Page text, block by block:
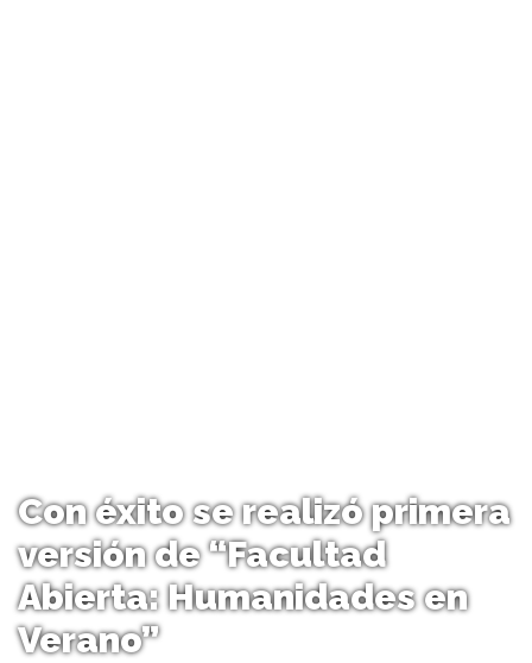
Con éxito se realizó primera
versión de “Facultad
Abierta: Humanidades en
Verano”